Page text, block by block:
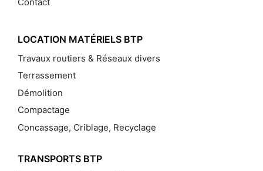
LOCATION MATÉRIELS BTP
Travaux routiers & Réseaux divers
Terrassement
Démolition
Compactage
Concassage, Criblage, Recyclage
TRANSPORTS BTP